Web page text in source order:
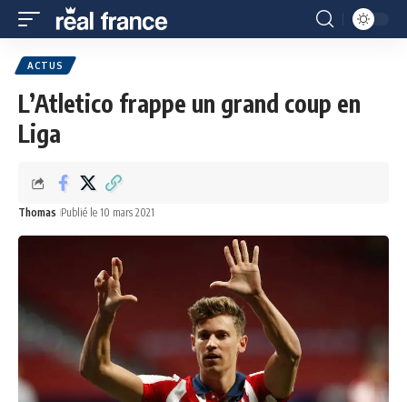
ACTUS
L’Atletico frappe un grand coup en
Liga
Thomas Publié le 10 mars 2021